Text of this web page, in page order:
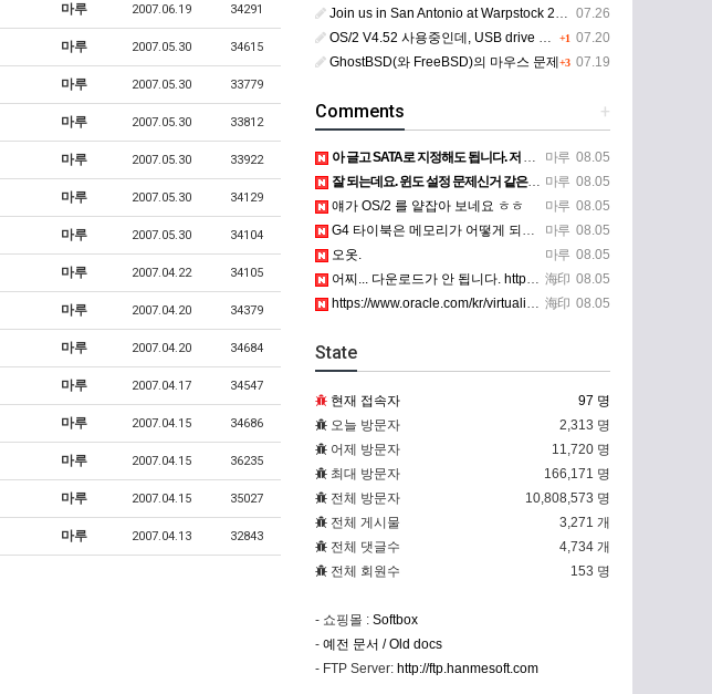
마루 2007.06.19 34291
마루 2007.05.30 34615
마루 2007.05.30 33779
마루 2007.05.30 33812
마루 2007.05.30 33922
마루 2007.05.30 34129
마루 2007.05.30 34104
마루 2007.04.22 34105
마루 2007.04.20 34379
마루 2007.04.20 34684
마루 2007.04.17 34547
마루 2007.04.15 34686
마루 2007.04.15 36235
마루 2007.04.15 35027
마루 2007.04.13 32843
07.26
Join us in San Antonio at Warpstock 2026
+1 07.20
OS/2 V4.52 사용중인데, USB drive 사용 가능한지요?
+3 07.19
GhostBSD(와 FreeBSD)의 마우스 문제
+
Comments
마루 08.05
아 글고 SATA로 지정해도 됩니다. 저 글 진짜 이상하네요. 옛날꺼 퍼와서 그런거 같은데요.
마루 08.05
잘 되는데요. 윈도 설정 문제신거 같은데. 크롬 브라우저나 파폭으로 해 보세요
마루 08.05
얘가 OS/2 를 얕잡아 보네요 ㅎㅎ
마루 08.05
G4 타이북은 메모리가 어떻게 되나요?
마루 08.05
오옷.
海印 08.05
어찌... 다운로드가 안 됩니다. https://www.oracle.com/kr/virtualization/…
海印 08.05
https://www.oracle.com/kr/virtualization/technologies/vm/dow…
State
현재 접속자
97 명
오늘 방문자
2,313 명
어제 방문자
11,720 명
최대 방문자
166,171 명
전체 방문자
10,808,573 명
전체 게시물
3,271 개
전체 댓글수
4,734 개
전체 회원수
153 명
- 쇼핑몰 : Softbox
- 예전 문서 / Old docs
- FTP Server: http://ftp.hanmesoft.com